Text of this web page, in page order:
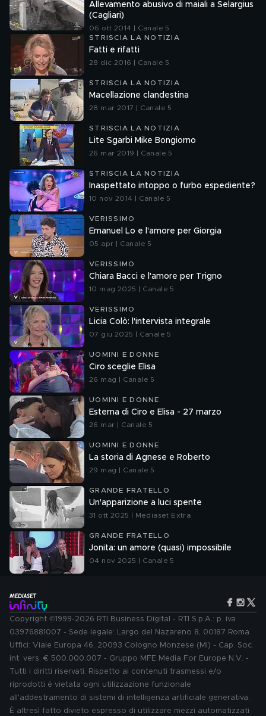
Allevamento abusivo di maiali a Selargius
(Cagliari)
06 ott 2014 | Canale 5
STRISCIA LA NOTIZIA
Fatti e rifatti
28 dic 2016 | Canale 5
STRISCIA LA NOTIZIA
Macellazione clandestina
28 mar 2017 | Canale 5
STRISCIA LA NOTIZIA
Lite Sgarbi Mike Bongiorno
26 mar 2019 | Canale 5
STRISCIA LA NOTIZIA
Inaspettato intoppo o furbo espediente?
10 nov 2014 | Canale 5
VERISSIMO
Emanuel Lo e l'amore per Giorgia
05 apr | Canale 5
VERISSIMO
Chiara Bacci e l'amore per Trigno
10 mag 2025 | Canale 5
VERISSIMO
Licia Colò: l'intervista integrale
07 giu 2025 | Canale 5
UOMINI E DONNE
Ciro sceglie Elisa
26 mag | Canale 5
UOMINI E DONNE
Esterna di Ciro e Elisa - 27 marzo
26 mar | Canale 5
UOMINI E DONNE
La storia di Agnese e Roberto
29 mag | Canale 5
GRANDE FRATELLO
Un'apparizione a luci spente
31 ott 2025 | Mediaset Extra
GRANDE FRATELLO
Jonita: un amore (quasi) impossibile
04 nov 2025 | Canale 5
Copyright ©1999-2026 RTI Business Digital - RTI S.p.A.: p. iva
03976881007 - Sede legale: Largo del Nazareno 8, 00187 Roma.
Uffici: Viale Europa 46, 20093 Cologno Monzese (MI) - Cap. Soc.
int. vers. € 500.000.007 - Gruppo MFE Media For Europe N.V. -
Tutti i diritti riservati. Rispetto ai contenuti trasmessi e/o
riprodotti è vietata ogni utilizzazione funzionale
all'addestramento di sistemi di intelligenza artificiale generativa.
È altresì fatto divieto espresso di utilizzare mezzi automatizzati